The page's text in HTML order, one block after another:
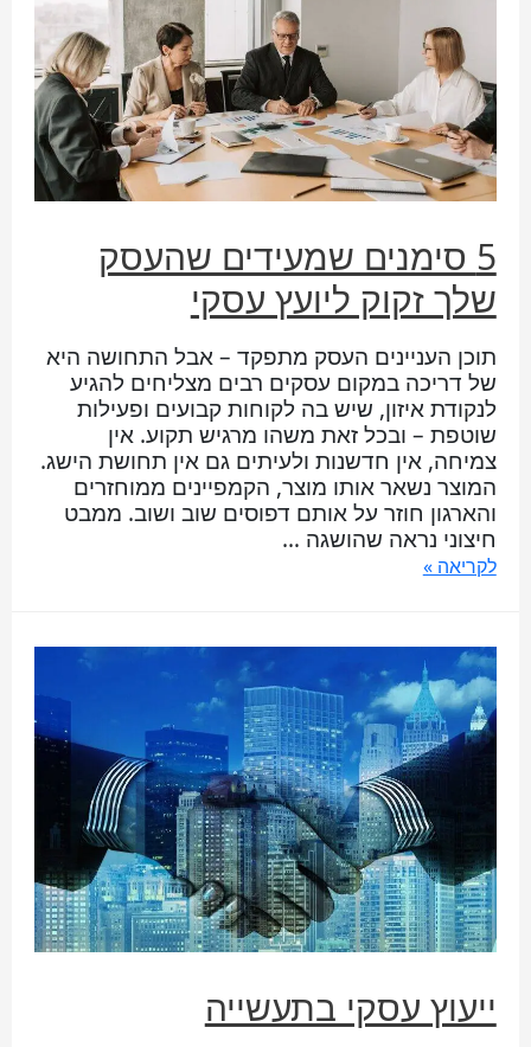
5 סימנים שמעידים שהעסק
שלך זקוק ליועץ עסקי
תוכן העניינים העסק מתפקד – אבל התחושה היא
של דריכה במקום עסקים רבים מצליחים להגיע
לנקודת איזון, שיש בה לקוחות קבועים ופעילות
שוטפת – ובכל זאת משהו מרגיש תקוע. אין
צמיחה, אין חדשנות ולעיתים גם אין תחושת הישג.
המוצר נשאר אותו מוצר, הקמפיינים ממוחזרים
והארגון חוזר על אותם דפוסים שוב ושוב. ממבט
חיצוני נראה שהושגה …
לקריאה »
ייעוץ עסקי בתעשייה